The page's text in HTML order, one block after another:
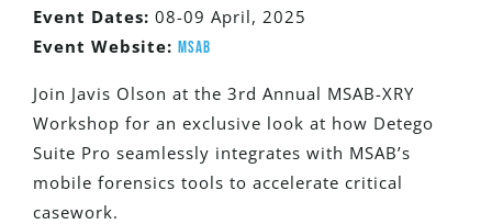
Event Dates: 08-09 April, 2025
Event Website: MSAB
Join Javis Olson at the 3rd Annual MSAB-XRY
Workshop for an exclusive look at how Detego
Suite Pro seamlessly integrates with MSAB’s
mobile forensics tools to accelerate critical
casework.